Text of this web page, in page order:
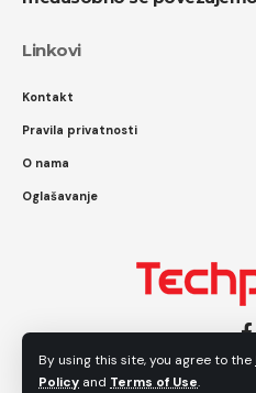
By using this site, you agree to the
Policy and Terms of Use.
Linkovi
Kontakt
Pravila privatnosti
O nama
Oglašavanje